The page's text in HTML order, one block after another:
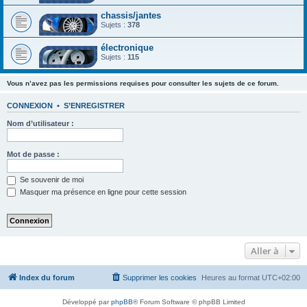
chassis/jantes
Sujets : 378
électronique
Sujets : 115
Vous n’avez pas les permissions requises pour consulter les sujets de ce forum.
CONNEXION • S’ENREGISTRER
Nom d’utilisateur :
Mot de passe :
Se souvenir de moi
Masquer ma présence en ligne pour cette session
Aller à
Index du forum Heures au format UTC+02:00
Supprimer les cookies
Développé parphpBB® Forum Software © phpBB Limited